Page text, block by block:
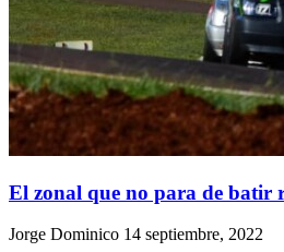
El zonal que no para de batir
Jorge Dominico 14 septiembre, 2022